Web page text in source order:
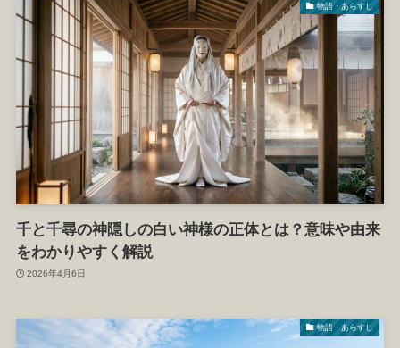
物語・あらすじ
千と千尋の神隠しの白い神様の正体とは？意味や由来
をわかりやすく解説
2026年4月6日
物語・あらすじ